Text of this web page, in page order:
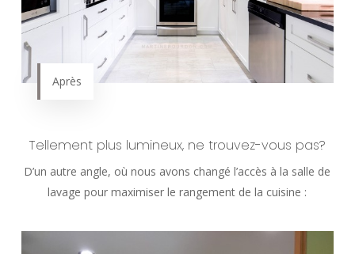
Après
Tellement plus lumineux, ne trouvez-vous pas?
D’un autre angle, où nous avons changé l’accès à la salle de
lavage pour maximiser le rangement de la cuisine :